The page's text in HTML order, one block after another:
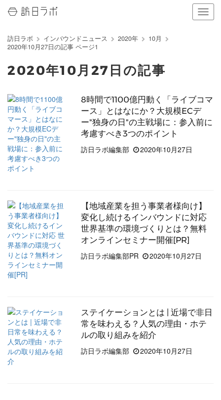
ナ
ビ
示
切
訪日ラボ インバウンドニュース 2020年
10月
2020年10月27日の記事 ページ1
2020年10月27日の記事
8時間で1100億円動く「ライブコマ
ース」とはなにか？大規模ECデ
ー"独身の日"の主戦場に：参入前に
考慮すべき3つのポイント
訪日ラボ編集部
2020年10月27日
【地域産業を担う事業者様向け】
変化し続けるインバウンドに対応
世界基準の環境づくりとは？無料
オンラインセミナー開催[PR]
訪日ラボ編集部PR
2020年10月27日
ステイケーションとは | 近場で非日
常を味わえる？人気の理由・ホテ
ルの取り組みを紹介
訪日ラボ編集部
2020年10月27日